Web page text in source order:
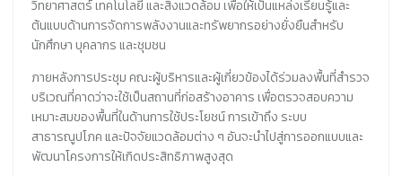
วิทยาศาสตร์ เทคโนโลยี และสิ่งแวดล้อม เพื่อให้เป็นแหล่งเรียนรู้และ
ต้นแบบด้านการจัดการพลังงานและทรัพยากรอย่างยั่งยืนสำหรับ
นักศึกษา บุคลากร และชุมชน
ภายหลังการประชุม คณะผู้บริหารและผู้เกี่ยวข้องได้ร่วมลงพื้นที่สำรวจ
บริเวณที่คาดว่าจะใช้เป็นสถานที่ก่อสร้างอาคาร เพื่อตรวจสอบความ
เหมาะสมของพื้นที่ในด้านการใช้ประโยชน์ การเข้าถึง ระบบ
สาธารณูปโภค และปัจจัยแวดล้อมต่าง ๆ อันจะนำไปสู่การออกแบบและ
พัฒนาโครงการให้เกิดประสิทธิภาพสูงสุด